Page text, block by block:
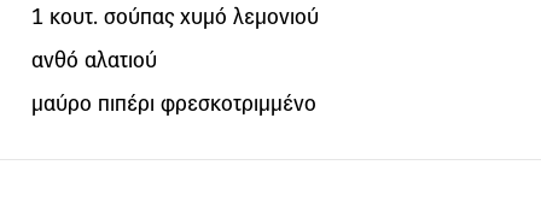
1 κουτ. σούπας χυμό λεμονιού
ανθό αλατιού
μαύρο πιπέρι φρεσκοτριμμένο